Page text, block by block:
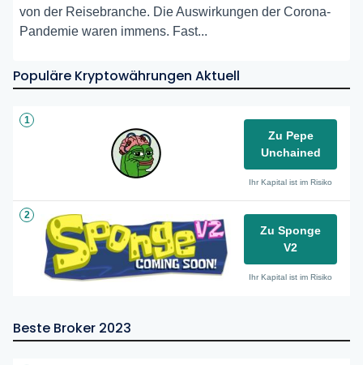
von der Reisebranche. Die Auswirkungen der Corona-
Pandemie waren immens. Fast...
Populäre Kryptowährungen Aktuell
1
Zu Pepe
Unchained
Ihr Kapital ist im Risiko
2
Zu Sponge
V2
Ihr Kapital ist im Risiko
Beste Broker 2023